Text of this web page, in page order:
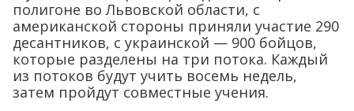
полигоне во Львовской области, с
американской стороны приняли участие 290
десантников, с украинской — 900 бойцов,
которые разделены на три потока. Каждый
из потоков будут учить восемь недель,
затем пройдут совместные учения.